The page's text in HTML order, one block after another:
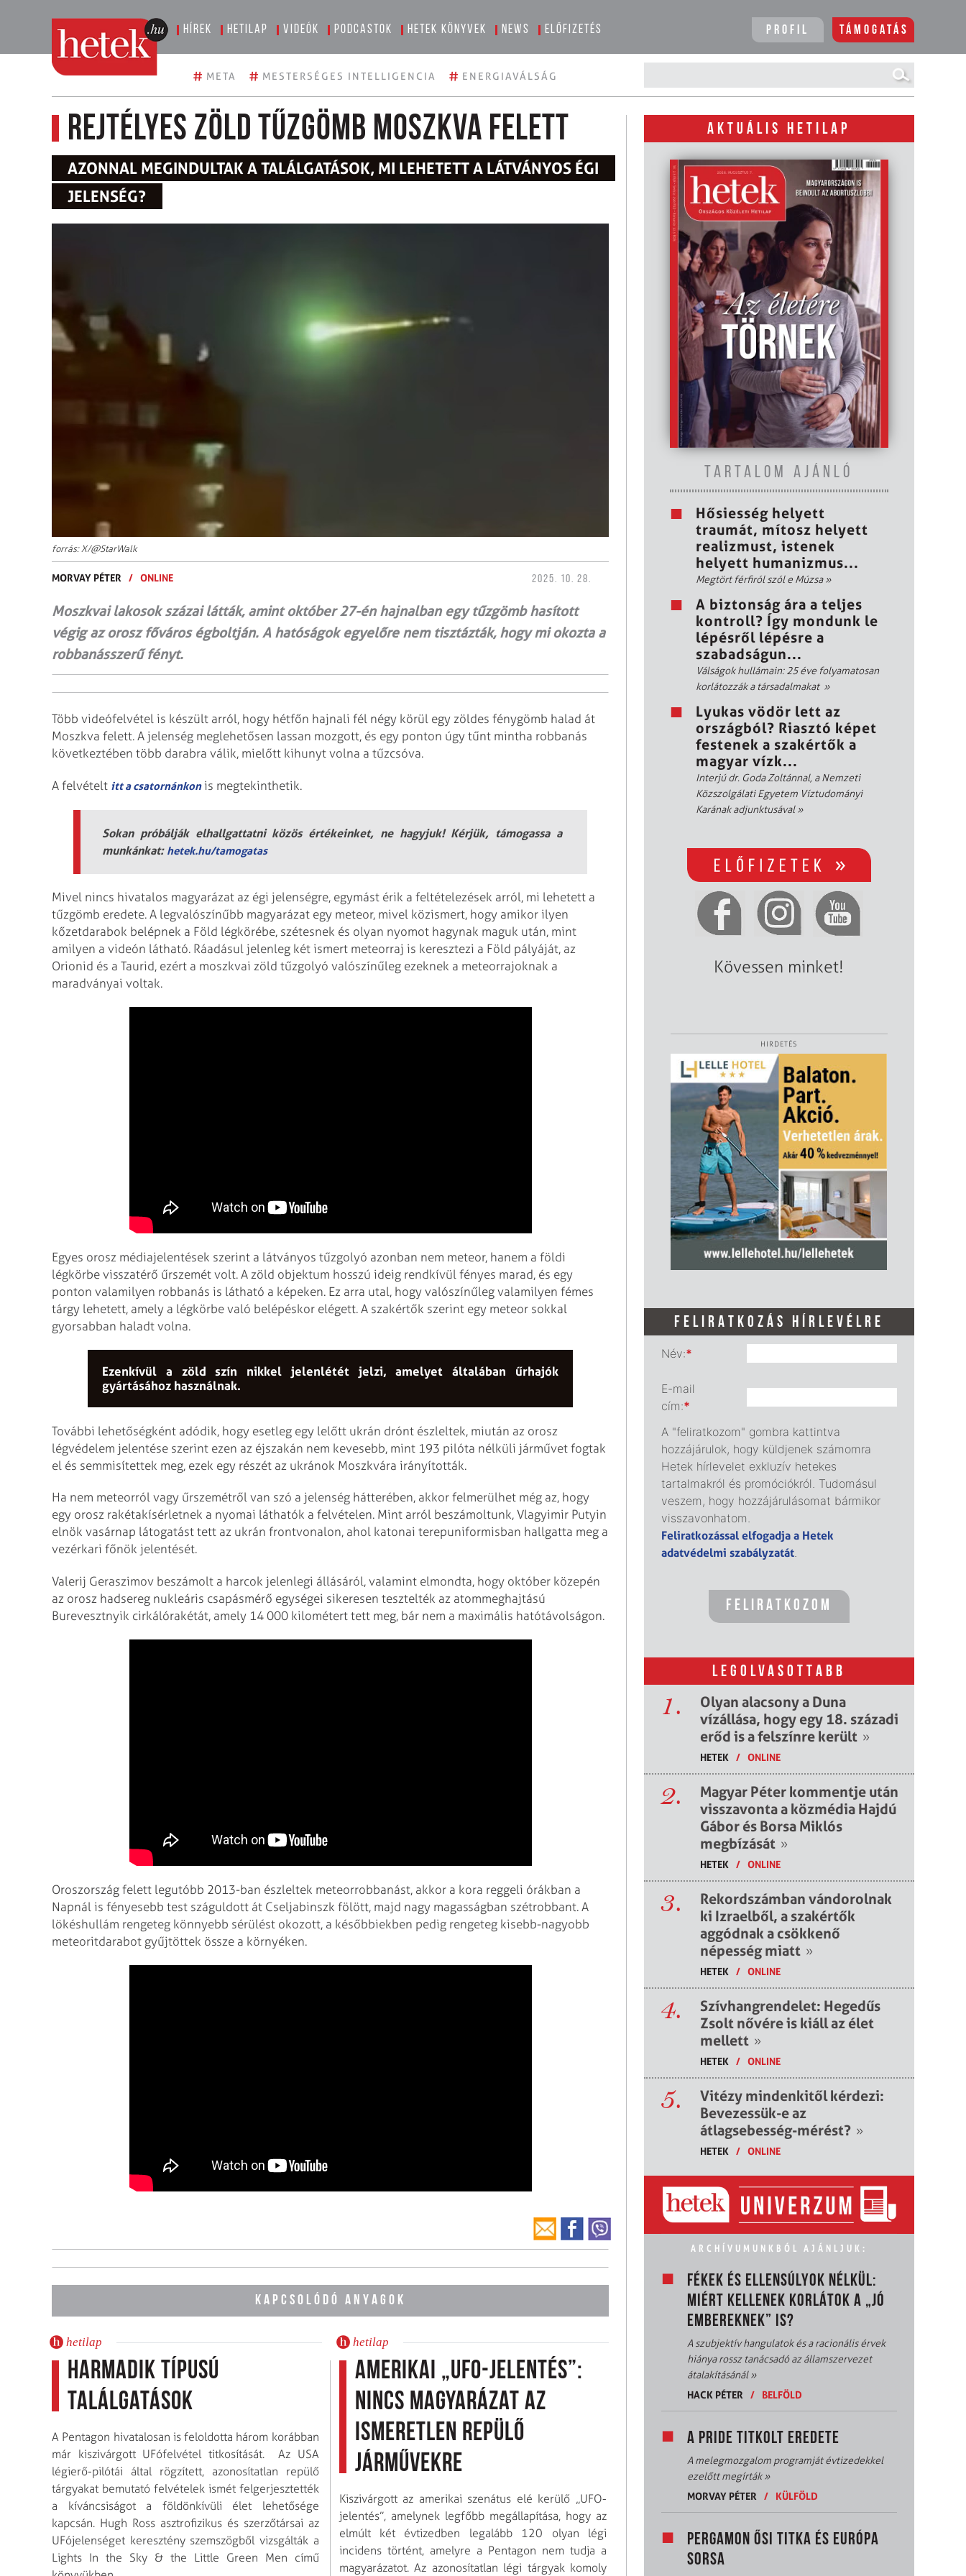
Hírek Hetilap Videók Podcastok Hetek könyvek News Előfizetés Profil Támogatás
# META # MESTERSÉGES INTELLIGENCIA # ENERGIAVÁLSÁG
Rejtélyes zöld tűzgömb Moszkva felett
AZONNAL MEGINDULTAK A TALÁLGATÁSOK, MI LEHETETT A LÁTVÁNYOS ÉGI
JELENSÉG?
forrás: X/@StarWalk
MORVAY PÉTER / ONLINE 2025. 10. 28.
Moszkvai lakosok százai látták, amint október 27-én hajnalban egy tűzgömb hasított
végig az orosz főváros égboltján. A hatóságok egyelőre nem tisztázták, hogy mi okozta a
robbanásszerű fényt.
Több videófelvétel is készült arról, hogy hétfőn hajnali fél négy körül egy zöldes fénygömb halad át
Moszkva felett. A jelenség meglehetősen lassan mozgott, és egy ponton úgy tűnt mintha robbanás
következtében több darabra válik, mielőtt kihunyt volna a tűzcsóva.
A felvételt itt a csatornánkonis megtekinthetik.
Sokan próbálják elhallgattatni közös értékeinket, ne hagyjuk! Kérjük, támogassa a
munkánkat: hetek.hu/tamogatas
Mivel nincs hivatalos magyarázat az égi jelenségre, egymást érik a feltételezések arról, mi lehetett a
tűzgömb eredete. A legvalószínűbb magyarázat egy meteor, mivel közismert, hogy amikor ilyen
kőzetdarabok belépnek a Föld légkörébe, szétesnek és olyan nyomot hagynak maguk után, mint
amilyen a videón látható. Ráadásul jelenleg két ismert meteorraj is keresztezi a Föld pályáját, az
Orionid és a Taurid, ezért a moszkvai zöld tűzgolyó valószínűleg ezeknek a meteorrajoknak a
maradványai voltak.
Egyes orosz médiajelentések szerint a látványos tűzgolyó azonban nem meteor, hanem a földi
légkörbe visszatérő űrszemét volt. A zöld objektum hosszú ideig rendkívül fényes marad, és egy
ponton valamilyen robbanás is látható a képeken. Ez arra utal, hogy valószínűleg valamilyen fémes
tárgy lehetett, amely a légkörbe való belépéskor elégett. A szakértők szerint egy meteor sokkal
gyorsabban haladt volna.
Ezenkívül a zöld szín nikkel jelenlétét jelzi, amelyet általában űrhajók
gyártásához használnak.
További lehetőségként adódik, hogy esetleg egy lelőtt ukrán drónt észleltek, miután az orosz
légvédelem jelentése szerint ezen az éjszakán nem kevesebb, mint 193 pilóta nélküli járművet fogtak
el és semmisítettek meg, ezek egy részét az ukránok Moszkvára irányították.
Ha nem meteorról vagy űrszemétről van szó a jelenség hátterében, akkor felmerülhet még az, hogy
egy orosz rakétakísérletnek a nyomai láthatók a felvételen. Mint arról beszámoltunk, Vlagyimir Putyin
elnök vasárnap látogatást tett az ukrán frontvonalon, ahol katonai terepuniformisban hallgatta meg a
vezérkari főnök jelentését.
Valerij Geraszimov beszámolt a harcok jelenlegi állásáról, valamint elmondta, hogy október közepén
az orosz hadsereg nukleáris csapásmérő egységei sikeresen tesztelték az atommeghajtású
Burevesztnyik cirkálórakétát, amely 14 000 kilométert tett meg, bár nem a maximális hatótávolságon.
Oroszország felett legutóbb 2013-ban észleltek meteorrobbanást, akkor a kora reggeli órákban a
Napnál is fényesebb test száguldott át Cseljabinszk fölött, majd nagy magasságban szétrobbant. A
lökéshullám rengeteg könnyebb sérülést okozott, a későbbiekben pedig rengeteg kisebb-nagyobb
meteoritdarabot gyűjtöttek össze a környéken.
KAPCSOLÓDÓ ANYAGOK
hetilap
Harmadik típusú
találgatások
A Pentagon hivatalosan is feloldotta három korábban
már kiszivárgott UFófelvétel titkosítását. Az USA
légierő-pilótái által rögzített, azonosítatlan repülő
tárgyakat bemutató felvételek ismét felgerjesztették
a kíváncsiságot a földönkívüli élet lehetősége
kapcsán. Hugh Ross asztrofizikus és szerzőtársai az
UFójelenséget keresztény szemszögből vizsgálták a
Lights In the Sky & the Little Green Men című
hetilap
Amerikai „UFO-jelentés”:
nincs magyarázat az
ismeretlen repülő
járművekre
Kiszivárgott az amerikai szenátus elé kerülő „UFO-
jelentés”, amelynek legfőbb megállapítása, hogy az
elmúlt két évtizedben legalább 120 olyan légi
incidens történt, amelyre a Pentagon nem tudja a
magyarázatot. Az azonosítatlan légi tárgyak komoly
AKTUÁLIS HETILAP
TARTALOM AJÁNLÓ
Hősiesség helyett
traumát, mítosz helyett
realizmust, istenek
helyett humanizmus...
Megtört férfiról szól e Múzsa»
A biztonság ára a teljes
kontroll? Így mondunk le
lépésről lépésre a
szabadságun...
Válságok hullámain: 25 éve folyamatosan
korlátozzák a társadalmakat »
Lyukas vödör lett az
országból? Riasztó képet
festenek a szakértők a
magyar vízk...
Interjú dr. Goda Zoltánnal, a Nemzeti
Közszolgálati Egyetem Víztudományi
Karának adjunktusával»
Kövessen minket!
HIRDETÉS
FELIRATKOZÁS HÍRLEVÉLRE
Név:*
E-mail
cím:*
A "feliratkozom" gombra kattintva
hozzájárulok, hogy küldjenek számomra
Hetek hírlevelet exkluzív hetekes
tartalmakról és promóciókról. Tudomásul
veszem, hogy hozzájárulásomat bármikor
visszavonhatom.
Feliratkozással elfogadja a Hetek
adatvédelmi szabályzatát
LEGOLVASOTTABB
1.
Olyan alacsony a Duna
vízállása, hogy egy 18. századi
erőd is a felszínre került »
HETEK / ONLINE
2.
Magyar Péter kommentje után
visszavonta a közmédia Hajdú
Gábor és Borsa Miklós
megbízását »
HETEK / ONLINE
3.
Rekordszámban vándorolnak
ki Izraelből, a szakértők
aggódnak a csökkenő
népesség miatt »
HETEK / ONLINE
4.
Szívhangrendelet: Hegedűs
Zsolt nővére is kiáll az élet
mellett »
HETEK / ONLINE
5.
Vitézy mindenkitől kérdezi:
Bevezessük-e az
átlagsebesség-mérést? »
HETEK / ONLINE
ARCHÍVUMUNKBÓL AJÁNLJUK:
FÉKEK ÉS ELLENSÚLYOK NÉLKÜL:
MIÉRT KELLENEK KORLÁTOK A „JÓ
EMBEREKNEK” IS?
A szubjektív hangulatok és a racionális érvek
hiánya rossz tanácsadó az államszervezet
átalakításánál»
HACK PÉTER
/ BELFÖLD
A PRIDE TITKOLT EREDETE
A melegmozgalom programját évtizedekkel
ezelőtt megírták»
MORVAY PÉTER
/ KÜLFÖLD
PERGAMON ŐSI TITKA ÉS EURÓPA
SORSA